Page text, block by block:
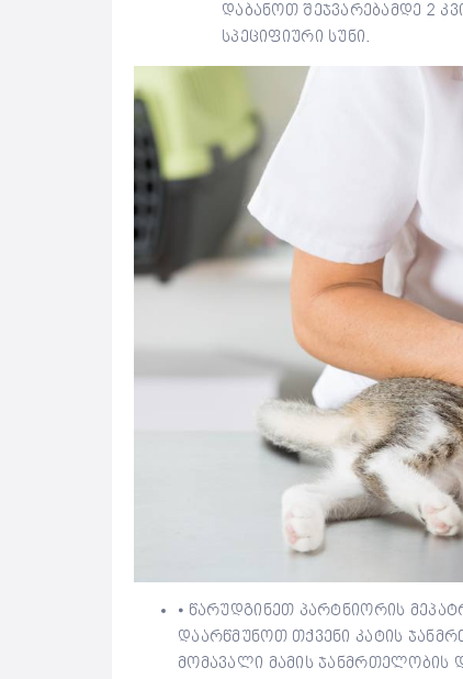
დაბანოთ შეჯვარებამდე 2
სპეციფიური სუნი.
⦁ წარუდგინეთ პარტნიორის
დაარწმუნოთ თქვენი კატის
მომავალი მამის ჯანმრთელობის